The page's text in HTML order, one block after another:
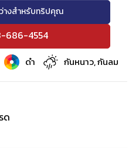
างสำหรับทริปคุณ
686-4554
ดำ กันหนาว, กันลม
ด